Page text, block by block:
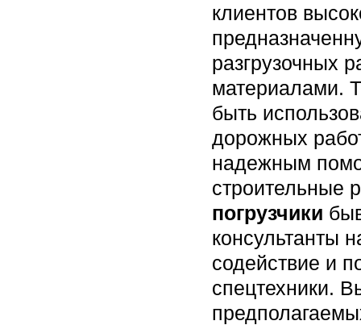
клиентов
разгрузочных
материалами.
быть
дорожных
надежным
строительные
погрузчики
консультанты
содействие и
спецтехники.